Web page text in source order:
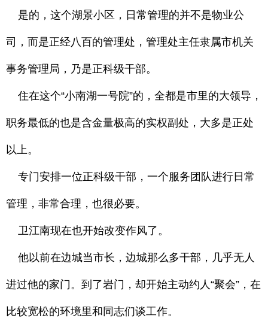
是的，这个湖景小区，日常管理的并不是物业公
司，而是正经八百的管理处，管理处主任隶属市机关
事务管理局，乃是正科级干部。
住在这个“小南湖一号院”的，全都是市里的大领导，
职务最低的也是含金量极高的实权副处，大多是正处
以上。
专门安排一位正科级干部，一个服务团队进行日常
管理，非常合理，也很必要。
卫江南现在也开始改变作风了。
他以前在边城当市长，边城那么多干部，几乎无人
进过他的家门。到了岩门，却开始主动约人“聚会”，在
比较宽松的环境里和同志们谈工作。